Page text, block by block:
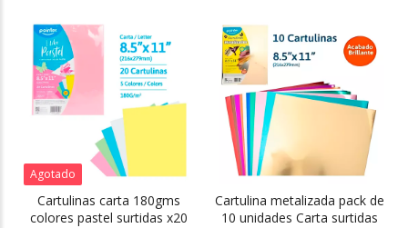
Agotado
Cartulinas carta 180gms
colores pastel surtidas x20
Cartulina metalizada pack de
10 unidades Carta surtidas